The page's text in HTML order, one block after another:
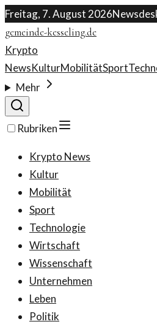
Freitag, 7. August 2026
gemeinde-kesseling.de
Krypto
NewsKulturMobilitätSport
Mehr
Rubriken
Krypto News
Kultur
Mobilität
Sport
Technologie
Wirtschaft
Wissenschaft
Unternehmen
Leben
Politik